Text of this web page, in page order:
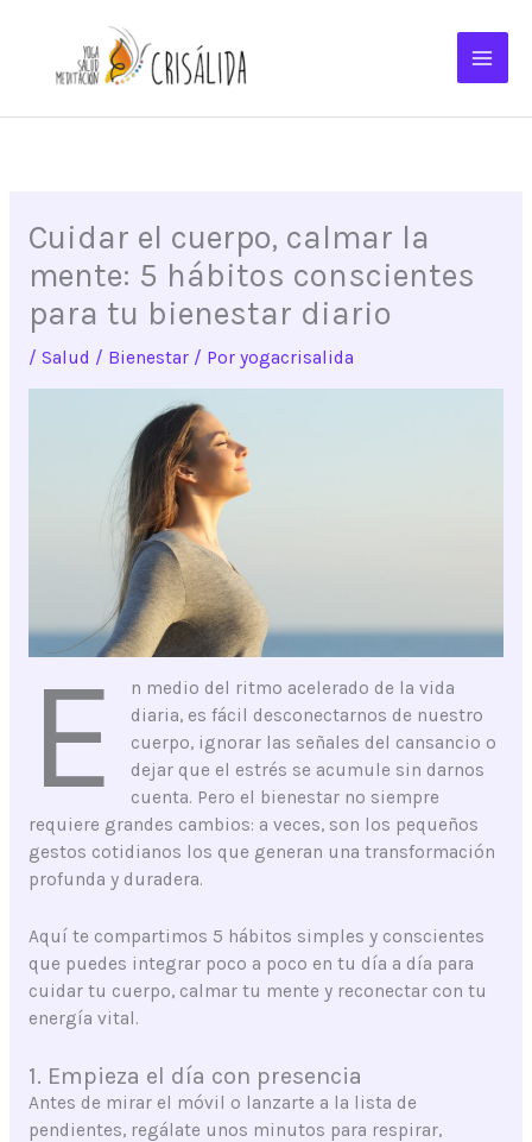
contenido
Cuidar el cuerpo, calmar la
mente: 5 hábitos conscientes
para tu bienestar diario
/ Salud / Bienestar/ Por yogacrisalida
E
n medio del ritmo acelerado de la vida
diaria, es fácil desconectarnos de nuestro
cuerpo, ignorar las señales del cansancio o
dejar que el estrés se acumule sin darnos
cuenta. Pero el bienestar no siempre
requiere grandes cambios: a veces, son los pequeños
gestos cotidianos los que generan una transformación
profunda y duradera.
Aquí te compartimos 5 hábitos simples y conscientes
que puedes integrar poco a poco en tu día a día para
cuidar tu cuerpo, calmar tu mente y reconectar con tu
energía vital.
1. Empieza el día con presencia
Antes de mirar el móvil o lanzarte a la lista de
pendientes, regálate unos minutos para respirar,